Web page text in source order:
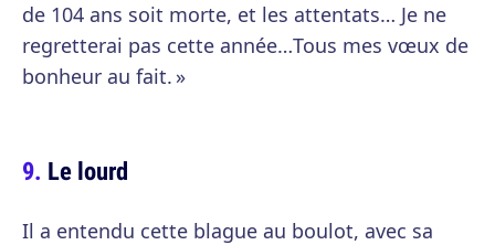
de 104 ans soit morte, et les attentats… Je ne
regretterai pas cette année…Tous mes vœux de
bonheur au fait. »
Le lourd
Il a entendu cette blague au boulot, avec sa